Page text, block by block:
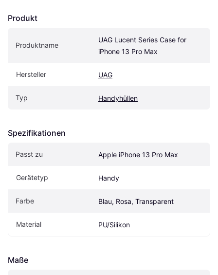
Produkt
Produktname
UAG Lucent Series Case for
iPhone 13 Pro Max
Hersteller UAG
Typ Handyhüllen
Spezifikationen
Passt zu Apple iPhone 13 Pro Max
Gerätetyp Handy
Farbe Blau, Rosa, Transparent
Material PU/Silikon
Maße